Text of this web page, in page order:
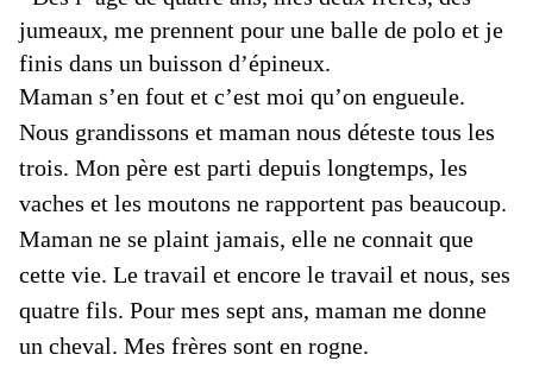
jumeaux, me prennent pour une balle de polo et je
finis dans un buisson d’épineux.
Maman s’en fout et c’est moi qu’on engueule.
Nous grandissons et maman nous déteste tous les
trois. Mon père est parti depuis longtemps, les
vaches et les moutons ne rapportent pas beaucoup.
Maman ne se plaint jamais, elle ne connait que
cette vie. Le travail et encore le travail et nous, ses
quatre fils. Pour mes sept ans, maman me donne
un cheval. Mes frères sont en rogne.